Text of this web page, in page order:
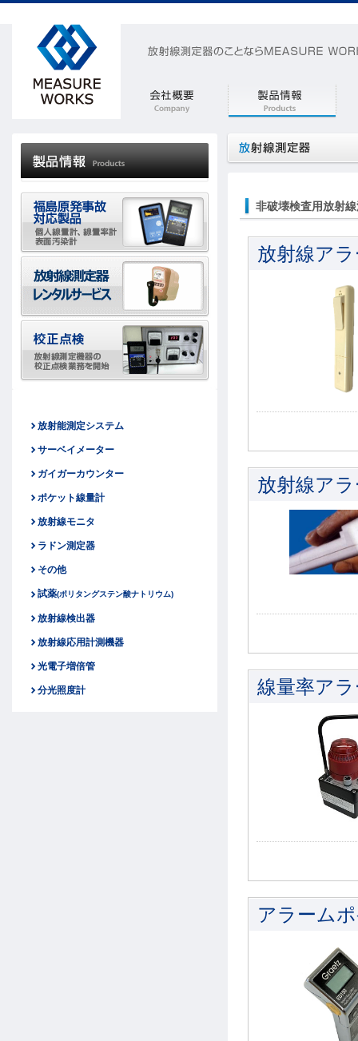
放射能測定システム
サーベイメーター
ガイガーカウンター
ポケット線量計
放射線モニタ
ラドン測定器
その他
試薬(ポリタングステン酸ナトリウム)
放射線検出器
放射線応用計測機器
光電子増倍管
分光照度計
非破壊検査用放射
放射線ア
放射線ア
線量率ア
アラーム